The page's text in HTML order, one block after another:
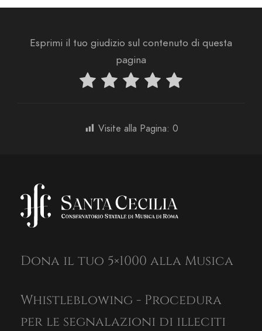
Esprimi il tuo giudizio sul contenuto di questa
pagina
Visite alla Pagina: 0
Dona il tuo 5×1000 alla Musica
Whistleblowing - Procedura
per le segnalazioni di illeciti